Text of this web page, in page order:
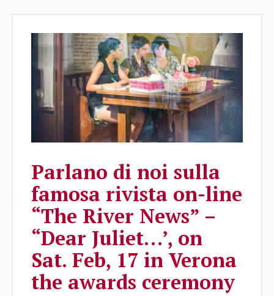
Parlano di noi sulla
famosa rivista on-line
“The River News” –
“Dear Juliet…’, on
Sat. Feb, 17 in Verona
the awards ceremony